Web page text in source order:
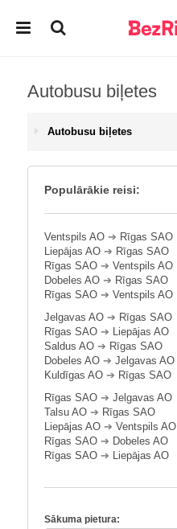
Autobusu biļetes
Autobusu biļetes
Populārākie reisi:
Ventspils AO ➔ Rīgas SAO
Liepājas AO ➔ Rīgas SAO
Rīgas SAO ➔ Ventspils AO
Dobeles AO ➔ Rīgas SAO
Rīgas SAO ➔ Ventspils AO
Jelgavas AO ➔ Rīgas SAO
Rīgas SAO ➔ Liepājas AO
Saldus AO ➔ Rīgas SAO
Dobeles AO ➔ Jelgavas AO
Kuldīgas AO ➔ Rīgas SAO
Rīgas SAO ➔ Jelgavas AO
Talsu AO ➔ Rīgas SAO
Liepājas AO ➔ Ventspils AO
Rīgas SAO ➔ Dobeles AO
Rīgas SAO ➔ Liepājas AO
Sākuma pietura: